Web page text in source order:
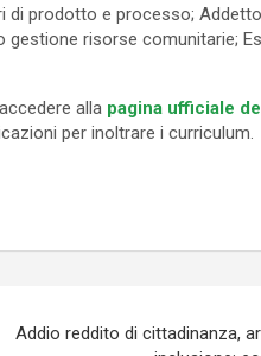
di prodotto e processo;
risorse comunitarie;
alla pagina ufficiale
per inoltrare i curriculum.
Addio reddito di cittadinanza,